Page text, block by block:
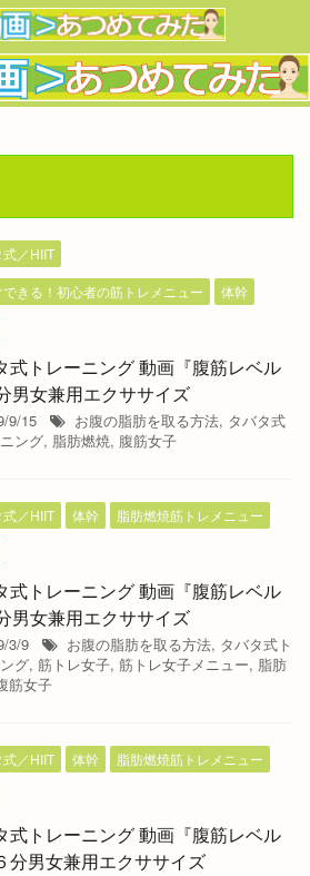
／HIIT
きる！初心者の筋トレメニュー
体幹
式トレーニング 動画『腹筋レベル
男女兼用エクササイズ
9/15 お腹の脂肪を取る方法, タバタ式
ング, 脂肪燃焼, 腹筋女子
／HIIT 体幹
脂肪燃焼筋トレメニュー
式トレーニング 動画『腹筋レベル
男女兼用エクササイズ
3/9 お腹の脂肪を取る方法, タバタ式ト
グ, 筋トレ女子, 筋トレ女子メニュー, 脂肪
筋女子
／HIIT 体幹
脂肪燃焼筋トレメニュー
式トレーニング 動画『腹筋レベル
分男女兼用エクササイズ